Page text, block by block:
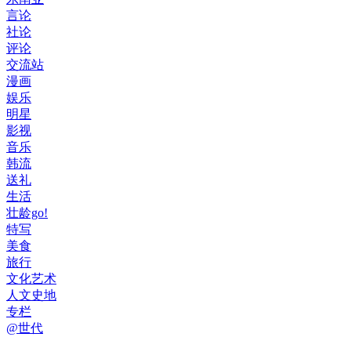
言论
社论
评论
交流站
漫画
娱乐
明星
影视
音乐
韩流
送礼
生活
壮龄go!
特写
美食
旅行
文化艺术
人文史地
专栏
@世代